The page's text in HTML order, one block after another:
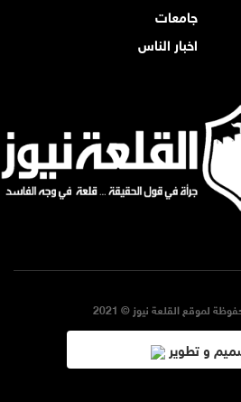
جامعات
اخبار الناس
لموقع القلعة نيوز © 2021
و تطوير